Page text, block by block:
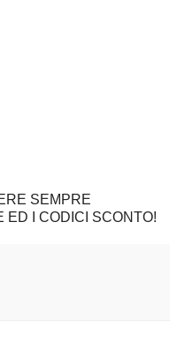
SEMPRE
ED I CODICI SCONTO!